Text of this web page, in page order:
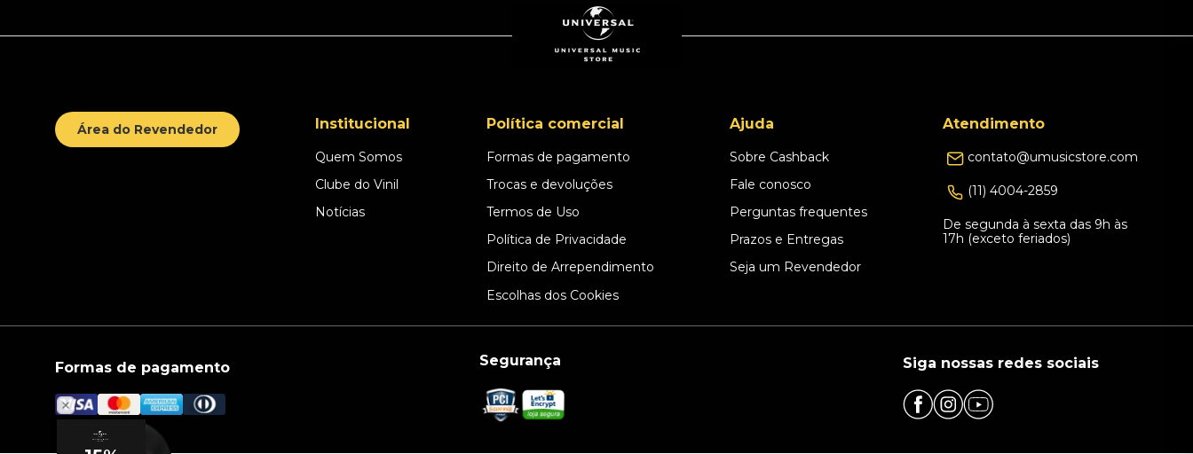
Área do Revendedor Institucional
Quem Somos
Clube do Vinil
Notícias
Política comercial
Formas de pagamento
Trocas e devoluções
Termos de Uso
Política de Privacidade
Direito de Arrependimento
Escolhas dos Cookies
Ajuda
Sobre Cashback
Fale conosco
Perguntas frequentes
Prazos e Entregas
Seja um Revendedor
Atendimento
contato@umusicstore.com
(11) 4004-2859
De segunda à sexta das 9h às
17h (exceto feriados)
Formas de pagamento Segurança Siga nossas redes sociais